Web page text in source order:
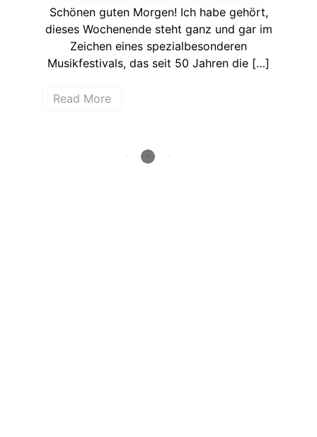
Schönen guten Morgen! Ich habe gehört,
dieses Wochenende steht ganz und gar im
Zeichen eines spezialbesonderen
Musikfestivals, das seit 50 Jahren die […]
Read More